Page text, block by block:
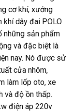
cơ khí, xưởng
khí dây đai POLO
những sản phẩm
và đặc biệt là
nay. Nó được sử
cửa nhôm,
làm lốp oto, xe
và độ ồn thấp.
điện áp 220v